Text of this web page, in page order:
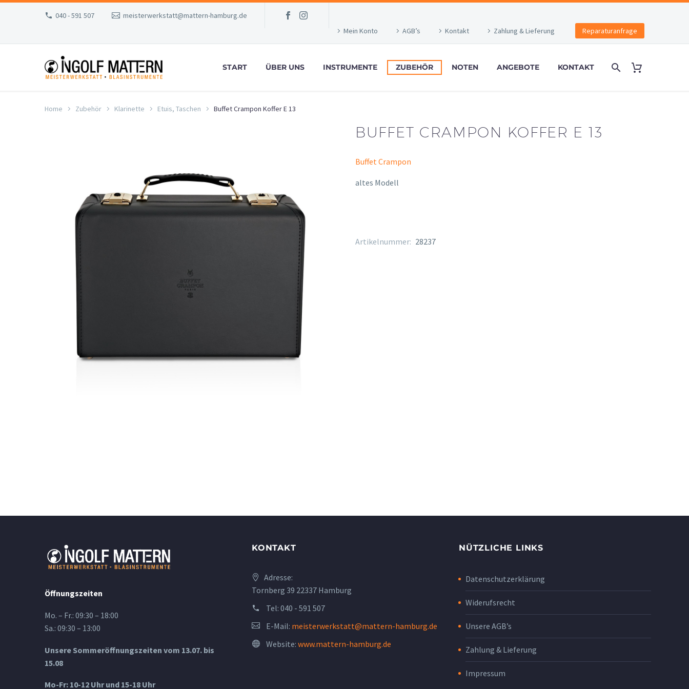
040 - 591 507
meisterwerkstatt@mattern-hamburg.de
Mein Konto
AGB’s Kontakt Zahlung & Lieferung Reparaturanfrage
START ÜBER UNS INSTRUMENTE ZUBEHÖR NOTEN ANGEBOTE KONTAKT
Home Zubehör Klarinette Etuis, Taschen Buffet Crampon Koffer E 13
BUFFET CRAMPON KOFFER E 13
Buffet Crampon
altes Modell
Artikelnummer: 28237
Öffnungszeiten
Mo. – Fr.: 09:30 – 18:00
Sa.: 09:30 – 13:00
Unsere Sommeröffnungszeiten vom 13.07. bis
15.08
Mo-Fr: 10-12 Uhr und 15-18 Uhr
KONTAKT
Adresse:
Tornberg 39 22337 Hamburg
Tel: 040 - 591 507
E-Mail: meisterwerkstatt@mattern-hamburg.de
Website: www.mattern-hamburg.de
NÜTZLICHE LINKS
Datenschutzerklärung
Widerufsrecht
Unsere AGB’s
Zahlung & Lieferung
Impressum